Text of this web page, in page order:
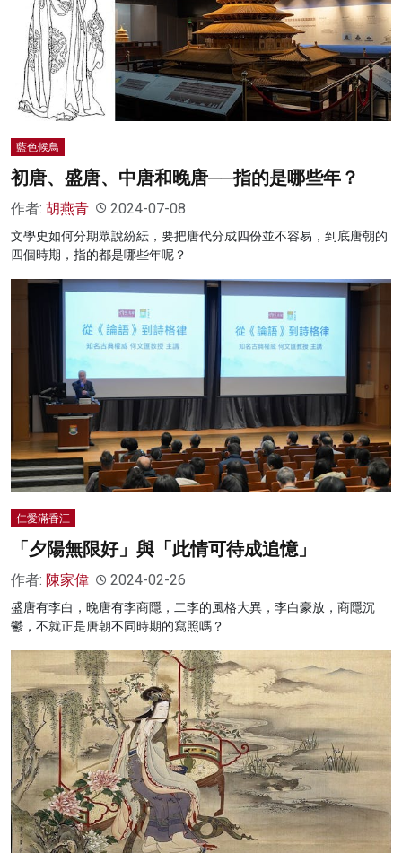
藍色候鳥
初唐、盛唐、中唐和晚唐──指的是哪些年？
作者: 胡燕青 2024-07-08
文學史如何分期眾說紛紜，要把唐代分成四份並不容易，到底唐朝的
四個時期，指的都是哪些年呢？
仁愛滿香江
「夕陽無限好」與「此情可待成追憶」
作者: 陳家偉 2024-02-26
盛唐有李白，晚唐有李商隱，二李的風格大異，李白豪放，商隱沉
鬱，不就正是唐朝不同時期的寫照嗎？